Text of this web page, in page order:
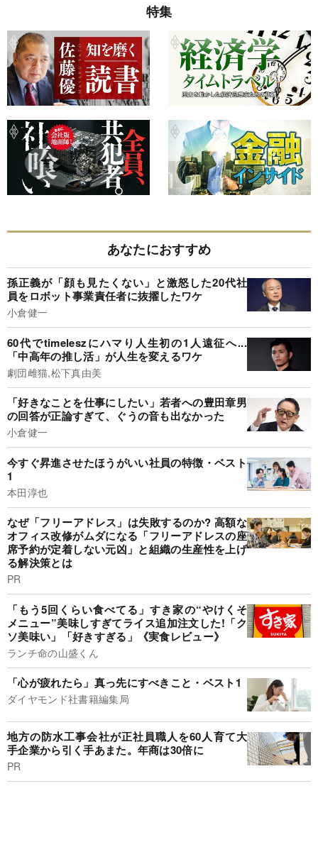
特集
あなたにおすすめ
孫正義が「顔も見たくない」と激怒した20代社
員をロボット事業責任者に抜擢したワケ
小倉健一
60代でtimeleszにハマり人生初の1人遠征へ...
「中高年の推し活」が人生を変えるワケ
劇団雌猫,松下真由美
「好きなことを仕事にしたい」若者への豊田章男
の回答が正論すぎて、ぐうの音も出なかった
小倉健一
今すぐ昇進させたほうがいい社員の特徴・ベスト
1
本田淳也
なぜ「フリーアドレス」は失敗するのか? 高額な
オフィス改修がムダになる「フリーアドレスの座
席予約が定着しない元凶」と組織の生産性を上げ
る解決策とは
PR
「もう5回くらい食べてる」すき家の“やけくそ
メニュー”美味しすぎてライス追加注文した!「ク
ソ美味い」「好きすぎる」《実食レビュー》
ランチ命の山盛くん
「心が疲れたら」真っ先にすべきこと・ベスト1
ダイヤモンド社書籍編集局
地方の防水工事会社が正社員職人を60人育て大
手企業から引く手あまた。年商は30倍に
PR